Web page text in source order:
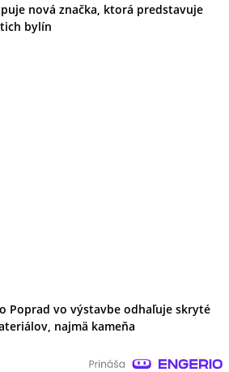
nová značka, ktorá predstavuje
bylín
Poprad vo výstavbe odhaľuje skryté
najmä kameňa